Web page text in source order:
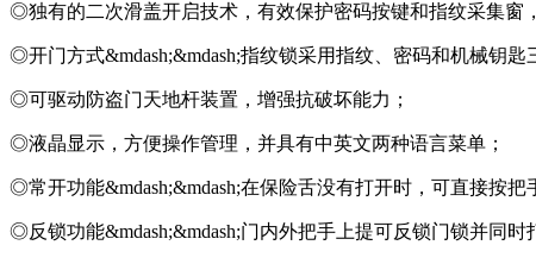
◎独有的二次滑盖开启技术，有效保护密码按键和指纹采集窗
◎开门方式&mdash;&mdash;指纹锁采用指纹、密码和机械钥
◎可驱动防盗门天地杆装置，增强抗破坏能力；
◎液晶显示，方便操作管理，并具有中英文两种语言菜单；
◎常开功能&mdash;&mdash;在保险舌没有打开时，可直接按把
◎反锁功能&mdash;&mdash;门内外把手上提可反锁门锁并同时